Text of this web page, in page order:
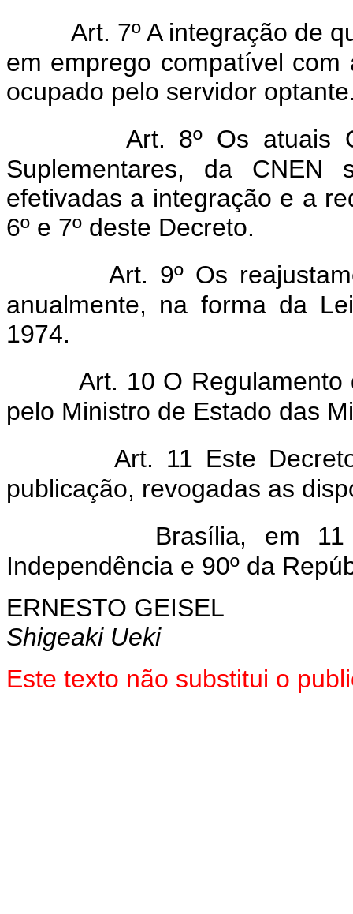
Art. 7º A integração de
em emprego compatível
ocupado pelo servidor
Art. 8º Os atuais
Suplementares, da CNEN
efetivadas a integração e a
6º e 7º deste Decreto.
Art. 9º Os
anualmente, na forma da
1974.
Art. 10 O
pelo Ministro de Estado das
Art. 11 Este
publicação, revogadas as
Brasília, em
Independência e 90º da
ERNESTO GEISEL
Shigeaki Ueki
Este texto não substitui o